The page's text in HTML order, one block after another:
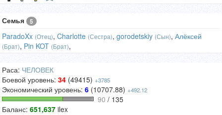
Семья 5
ParadoXx (Отец), Charlotte (Сестра), gorodetskiy (Сын), Алёксей
(Брат), Pin KOT (Брат),
Раса: ЧЕЛОВЕК
Боевой уровень: 34 (49415) +3785
Экономический уровень: 6 (10707.88) +492.12
90 / 135
Баланс: 651,637 ilex